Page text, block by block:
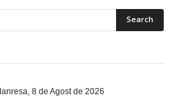
8 de Agost de 2026